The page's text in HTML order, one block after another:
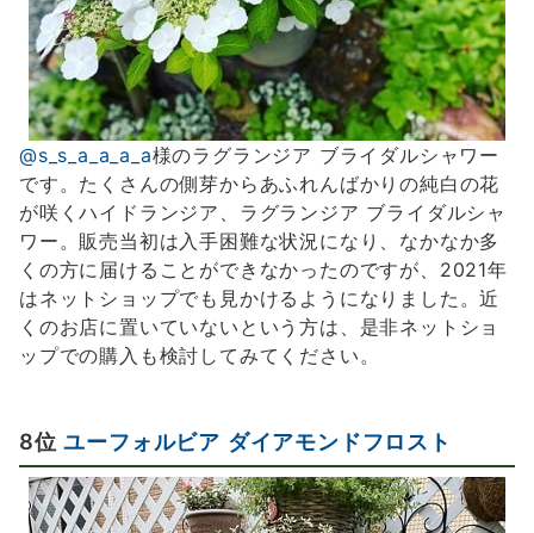
@s_s_a_a_a_a様のラグランジア ブライダルシャワー
です。たくさんの側芽からあふれんばかりの純白の花
が咲くハイドランジア、ラグランジア ブライダルシャ
ワー。販売当初は入手困難な状況になり、なかなか多
くの方に届けることができなかったのですが、2021年
はネットショップでも見かけるようになりました。近
くのお店に置いていないという方は、是非ネットショ
ップでの購入も検討してみてください。
8位ユーフォルビア ダイアモンドフロスト